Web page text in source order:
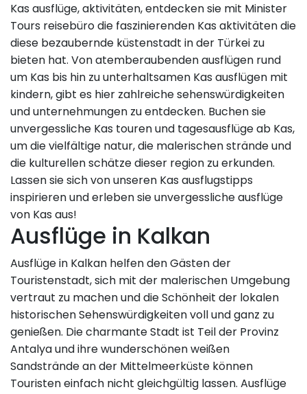
Kas ausflüge, aktivitäten, entdecken sie mit Minister
Tours reisebüro die faszinierenden Kas aktivitäten die
diese bezaubernde küstenstadt in der Türkei zu
bieten hat. Von atemberaubenden ausflügen rund
um Kas bis hin zu unterhaltsamen Kas ausflügen mit
kindern, gibt es hier zahlreiche sehenswürdigkeiten
und unternehmungen zu entdecken. Buchen sie
unvergessliche Kas touren und tagesausflüge ab Kas,
um die vielfältige natur, die malerischen strände und
die kulturellen schätze dieser region zu erkunden.
Lassen sie sich von unseren Kas ausflugstipps
inspirieren und erleben sie unvergessliche ausflüge
von Kas aus!
Ausflüge in Kalkan
Ausflüge in Kalkan helfen den Gästen der
Touristenstadt, sich mit der malerischen Umgebung
vertraut zu machen und die Schönheit der lokalen
historischen Sehenswürdigkeiten voll und ganz zu
genießen. Die charmante Stadt ist Teil der Provinz
Antalya und ihre wunderschönen weißen
Sandstrände an der Mittelmeerküste können
Touristen einfach nicht gleichgültig lassen. Ausflüge